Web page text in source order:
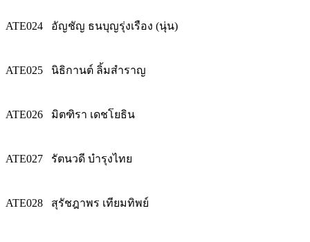
ATE024 อัญชัญ ธนบุญรุ่งเรือง (นุ่น)
ATE025 นิธิกานต์ ลิ้มสำราญ
ATE026 มิตฑิรา เดชโยธิน
ATE027 รัตนวดี บำรุงไทย
ATE028 สุรัชฎาพร เทียมทิพย์